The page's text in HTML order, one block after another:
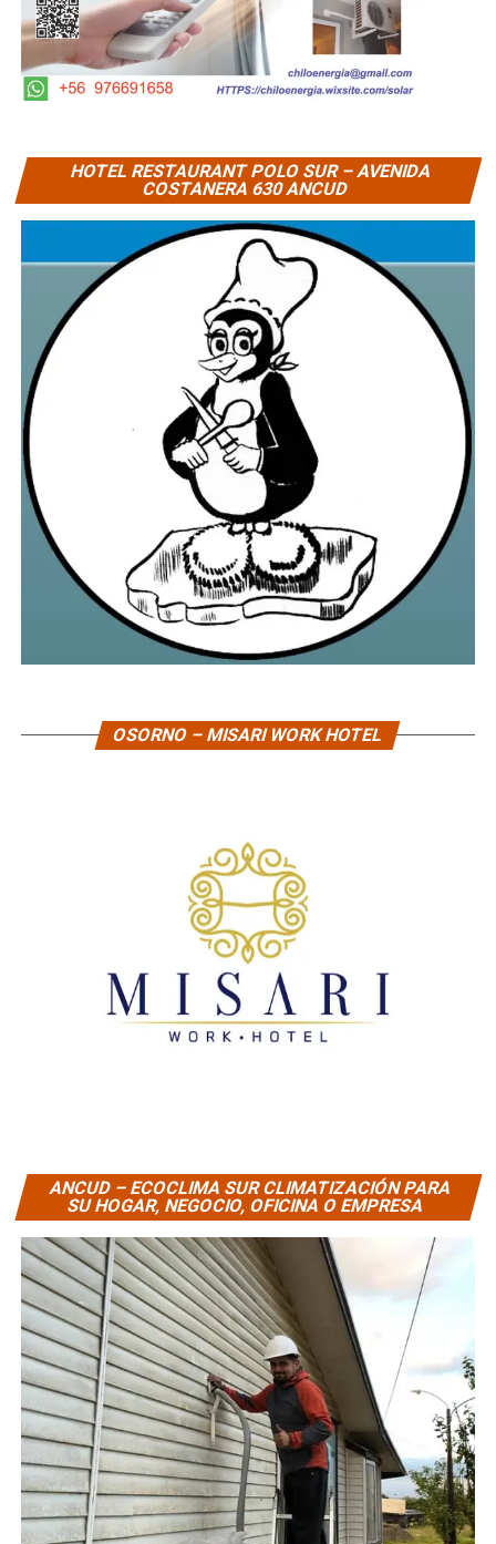
HOTEL RESTAURANT POLO SUR – AVENIDA
COSTANERA 630 ANCUD
OSORNO – MISARI WORK HOTEL
ANCUD – ECOCLIMA SUR CLIMATIZACIÓN PARA
SU HOGAR, NEGOCIO, OFICINA O EMPRESA